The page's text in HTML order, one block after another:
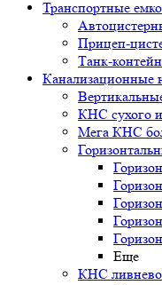
Транспортные
Прицеп-
Танк-
Канализационные
КНС сухого
Мега КНС
Еще
КНС